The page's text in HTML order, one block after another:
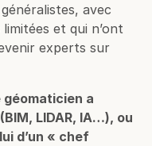
avec
et qui n’ont
experts sur
géomaticien a
LIDAR, IA…), ou
d’un « chef